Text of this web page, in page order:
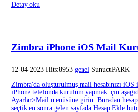
Detay oku
Zimbra iPhone iOS Mail
12-04-2023 Hits:8953 genel SunucuPARK
Zimbra'da oluşturulmuş mail hesabınızı
iPhone telefonda kurulum yapmak için
Ayarlar>Mail menüsüne girin. Buradan
seçtikten sonra gelen sayfada Hesap Ekle